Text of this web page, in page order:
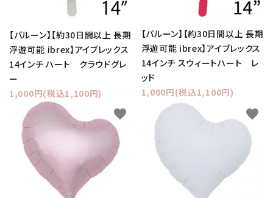
【バルーン】【約30日間以上 長期
浮遊可能 ibrex】アイブレックス
14インチ ハート クラウドグレ
ー
1,000円(税込1,100円)
【バルーン】【約30日間以上 長期
浮遊可能 ibrex】アイブレックス
14インチ スウィートハート レ
ッド
1,000円(税込1,100円)
favorite favorite